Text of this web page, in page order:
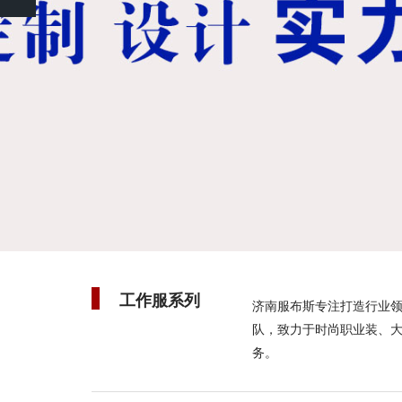
Previous
工作服系列
济南服布斯专注打造行业
队，致力于时尚职业装、
务。